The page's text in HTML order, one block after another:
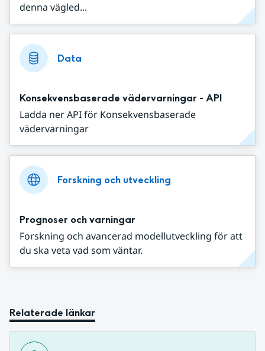
denna vägled...
Data
Konsekvensbaserade vädervarningar - API
Ladda ner API för Konsekvensbaserade
vädervarningar
Forskning och utveckling
Prognoser och varningar
Forskning och avancerad modellutveckling för att
du ska veta vad som väntar.
Relaterade länkar